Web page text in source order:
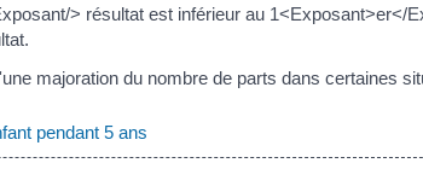
> résultat est inférieur au 1<Exposant>er</
majoration du nombre de parts dans certaines
pendant 5 ans